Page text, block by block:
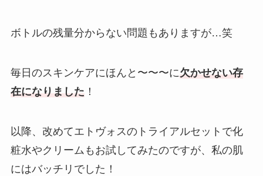
ボトルの残量分からない問題もありますが…笑
毎日のスキンケアにほんと〜〜〜に欠かせない存
在になりました ！
以降、改めてエトヴォスのトライアルセットで化
粧水やクリームもお試してみたのですが、私の肌
にはバッチリでした！